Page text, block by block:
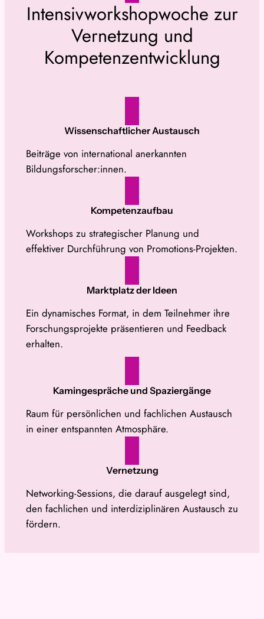
Intensivworkshopwoche zur
Vernetzung und
Kompetenzentwicklung
Wissenschaftlicher Austausch
Beiträge von international anerkannten
Bildungsforscher:innen.
Kompetenzaufbau
Workshops zu strategischer Planung und
effektiver Durchführung von Promotions-Projekten.
Marktplatz der Ideen
Ein dynamisches Format, in dem Teilnehmer ihre
Forschungsprojekte präsentieren und Feedback
erhalten.
Kamingespräche und Spaziergänge
Raum für persönlichen und fachlichen Austausch
in einer entspannten Atmosphäre.
Vernetzung
Networking-Sessions, die darauf ausgelegt sind,
den fachlichen und interdiziplinären Austausch zu
fördern.